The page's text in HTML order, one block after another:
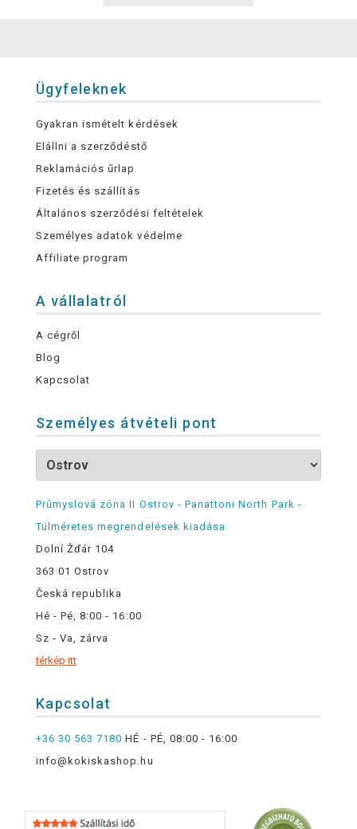
Ügyfeleknek
Gyakran ismételt kérdések
Elállni a szerződéstő
Reklamációs űrlap
Fizetés és szállítás
Általános szerződési feltételek
Személyes adatok védelme
Affiliate program
A vállalatról
A cégről
Blog
Kapcsolat
Személyes átvételi pont
Průmyslová zóna II Ostrov - Panattoni North Park -
Túlméretes megrendelések kiadása
Dolní Žďár 104
363 01 Ostrov
Česká republika
Hé - Pé, 8:00 - 16:00
Sz - Va, zárva
térkép itt
Kapcsolat
+36 30 563 7180 HÉ - PÉ, 08:00 - 16:00
info@kokiskashop.hu